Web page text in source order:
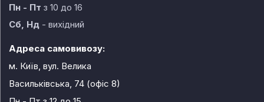
Пн - Пт з 10 до 16
Сб, Нд - вихідний
Адреса самовивозу:
м. Київ, вул. Велика
Васильківська, 74 (офіс 8)